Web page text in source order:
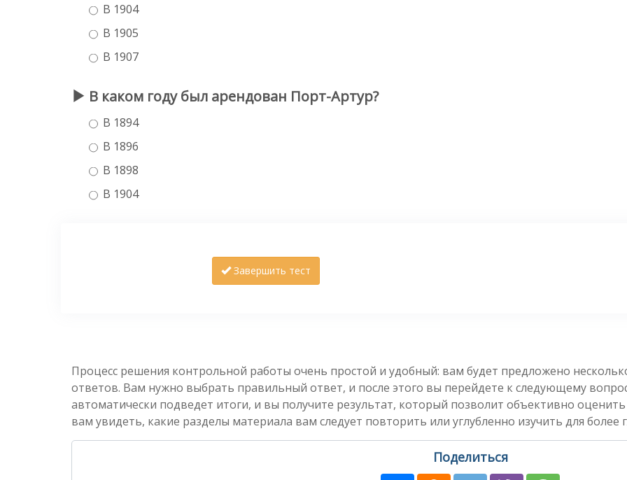
В 1904
В 1905
В 1907
В каком году был арендован Порт-Артур?
В 1894
В 1896
В 1898
В 1904
Завершить тест
Процесс решения контрольной работы очень простой и удобный: вам будет предложено
ответов. Вам нужно выбрать правильный ответ, и после этого вы перейдете к следующему
автоматически подведет итоги, и вы получите результат, который позволит объективно
вам увидеть, какие разделы материала вам следует повторить или углубленно изучить для более
Поделиться